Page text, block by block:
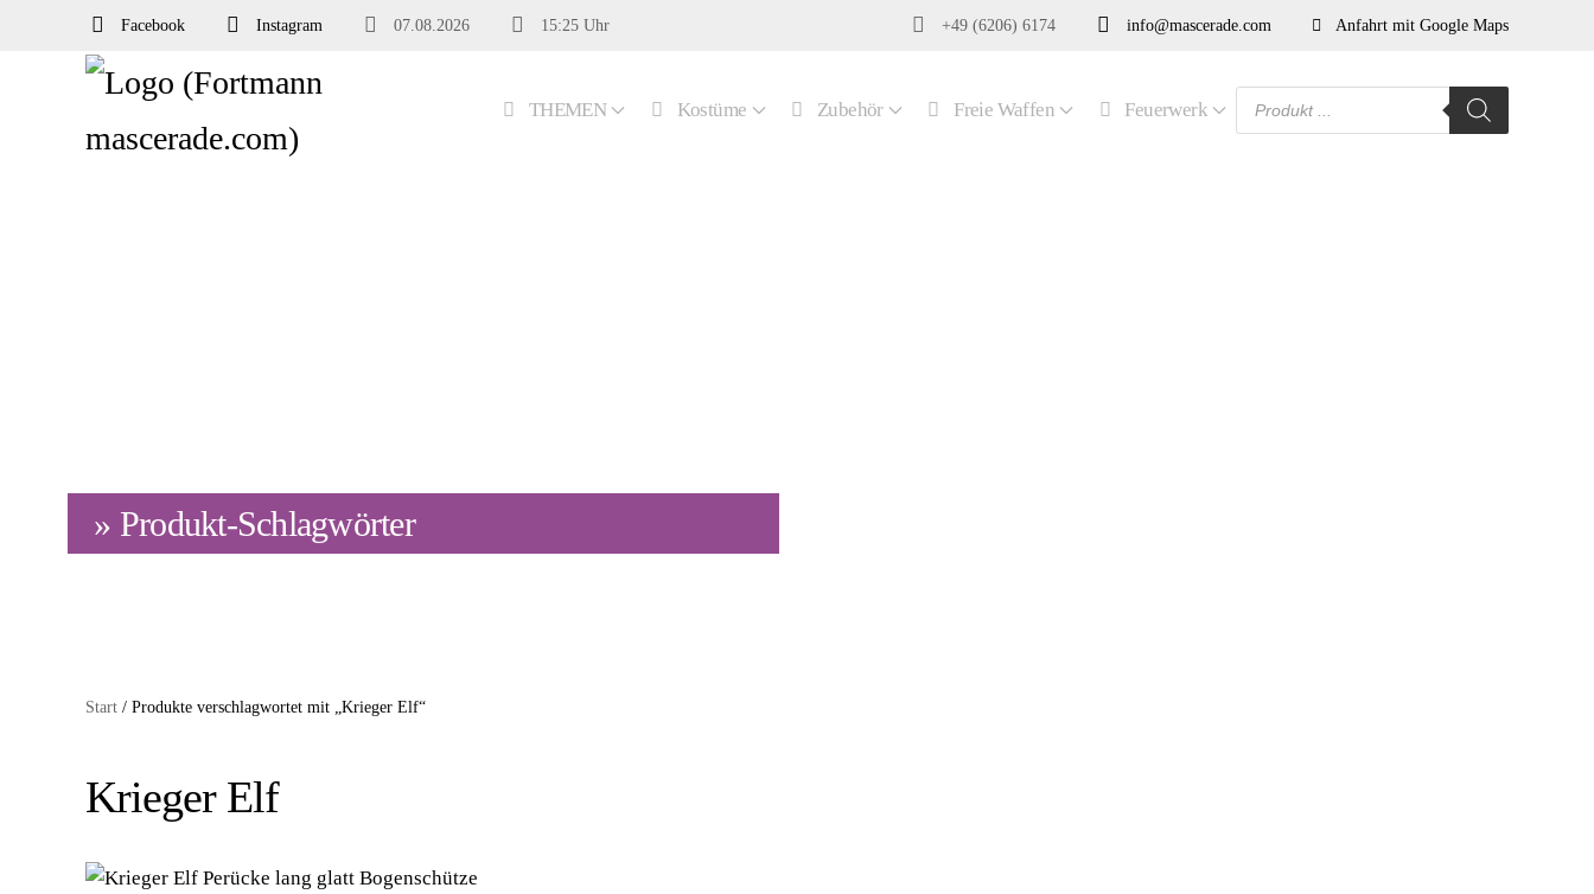
Facebook Instagram 07.08.2026 15:25 Uhr +49 (6206) 6174 info@mascerade.com Anfahrt mit Google Maps
THEMEN Kostüme Zubehör Freie Waffen Feuerwerk
Products
search
» Produkt-Schlagwörter
Start / Produkte verschlagwortet mit „Krieger Elf“
Krieger Elf